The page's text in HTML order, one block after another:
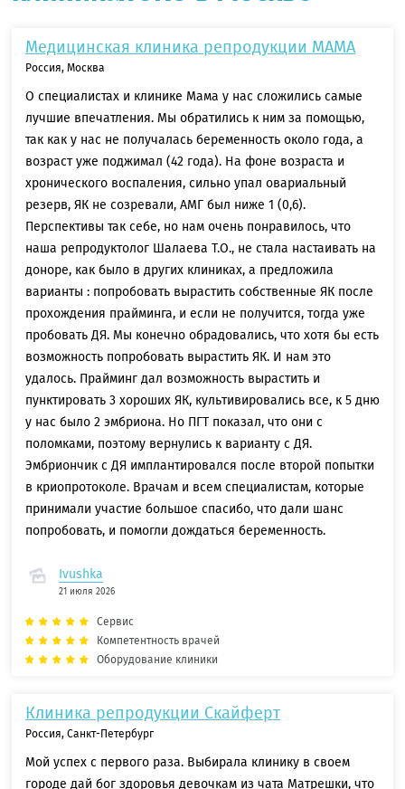
Медицинская клиника репродукции МАМА
Россия, Москва
О специалистах и клинике Мама у нас сложились самые
лучшие впечатления. Мы обратились к ним за помощью,
так как у нас не получалась беременность около года, а
возраст уже поджимал (42 года). На фоне возраста и
хронического воспаления, сильно упал овариальный
резерв, ЯК не созревали, АМГ был ниже 1 (0,6).
Перспективы так себе, но нам очень понравилось, что
наша репродуктолог Шалаева Т.О., не стала настаивать на
доноре, как было в других клиниках, а предложила
варианты : попробовать вырастить собственные ЯК после
прохождения прайминга, и если не получится, тогда уже
пробовать ДЯ. Мы конечно обрадовались, что хотя бы есть
возможность попробовать вырастить ЯК. И нам это
удалось. Прайминг дал возможность вырастить и
пунктировать 3 хороших ЯК, культивировались все, к 5 дню
у нас было 2 эмбриона. Но ПГТ показал, что они с
поломками, поэтому вернулись к варианту с ДЯ.
Эмбриончик с ДЯ имплантировался после второй попытки
в криопротоколе. Врачам и всем специалистам, которые
принимали участие большое спасибо, что дали шанс
попробовать, и помогли дождаться беременность.
Ivushka
21 июля 2026
Сервис
Компетентность врачей
Оборудование клиники
Клиника репродукции Скайферт
Россия, Санкт-Петербург
Мой успех с первого раза. Выбирала клинику в своем
городе дай бог здоровья девочкам из чата Матрешки, что